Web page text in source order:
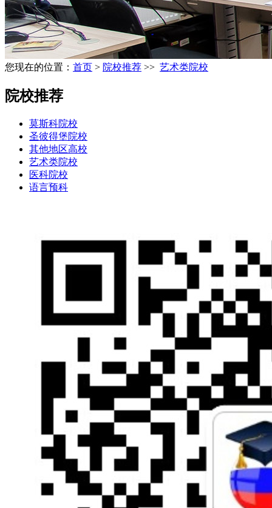
您现在的位置： 首页 > 院校推荐 >> 艺术类院校
院校推荐
莫斯科院校
圣彼得堡院校
其他地区高校
艺术类院校
医科院校
语言预科